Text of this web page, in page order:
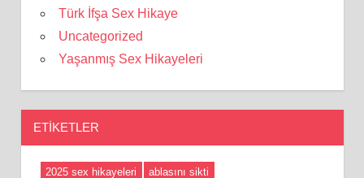
Türk İfşa Sex Hikaye
Uncategorized
Yaşanmış Sex Hikayeleri
ETIKETLER
2025 sex hikayeleri
ablasını sikti